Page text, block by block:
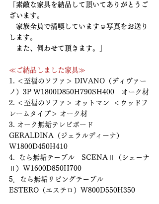
「素敵な家具を納品して頂いてありがとうご
ざいます。
家族全員で満喫しています☺写真をお送り
します。
また、伺わせて頂きます。」
≪ご納品しました家具≫
1. ＜至福のソファ＞ DIVANO（ディヴァー
ノ）3P W1800D850H790SH400　オーク材
2. ＜至福のソファ＞ オットマン  ＜ウッドフ
レームタイプ＞ オーク材
3. オーク無垢テレビボード
GERALDINA（ジェラルディーナ）
W1800D450H410
4.  なら無垢テーブル　SCENAⅡ（シェーナ
Ⅱ）W1600D850H700
5．なら無垢リビングテーブル
ESTERO（エステロ）W800D550H350